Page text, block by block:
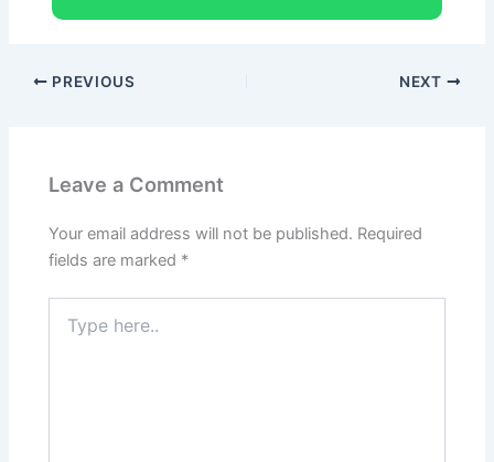
PREVIOUS NEXT
Leave a Comment
Your email address will not be published. Required
fields are marked *
here..